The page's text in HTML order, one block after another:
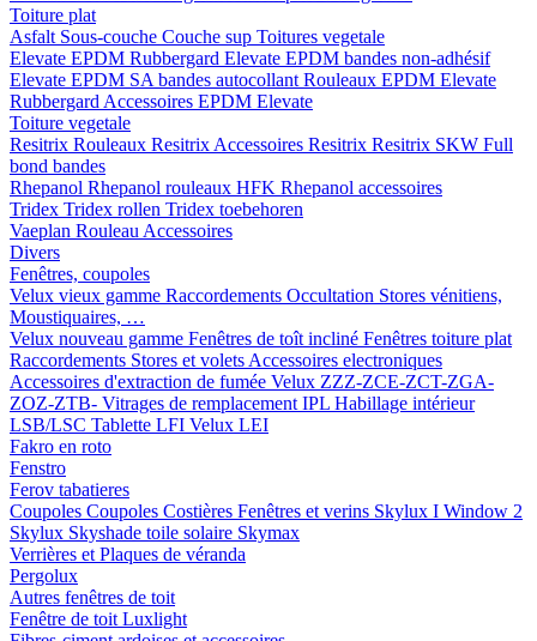
Toiture plat
Asfalt Sous-couche Couche sup Toitures vegetale
Elevate EPDM Rubbergard Elevate EPDM bandes non-adhésif
Elevate EPDM SA bandes autocollant Rouleaux EPDM Elevate
Rubbergard Accessoires EPDM Elevate
Toiture vegetale
Resitrix Rouleaux Resitrix Accessoires Resitrix Resitrix SKW Full
bond bandes
Rhepanol Rhepanol rouleaux HFK Rhepanol accessoires
Tridex Tridex rollen Tridex toebehoren
Vaeplan Rouleau Accessoires
Divers
Fenêtres, coupoles
Velux vieux gamme Raccordements Occultation Stores vénitiens,
Moustiquaires, …
Velux nouveau gamme Fenêtres de toît incliné Fenêtres toiture plat
Raccordements Stores et volets Accessoires electroniques
Accessoires d'extraction de fumée Velux ZZZ-ZCE-ZCT-ZGA-
ZOZ-ZTB- Vitrages de remplacement IPL Habillage intérieur
LSB/LSC Tablette LFI Velux LEI
Fakro en roto
Fenstro
Ferov tabatieres
Coupoles Coupoles Costières Fenêtres et verins Skylux I Window 2
Skylux Skyshade toile solaire Skymax
Verrières et Plaques de véranda
Pergolux
Autres fenêtres de toit
Fenêtre de toit Luxlight